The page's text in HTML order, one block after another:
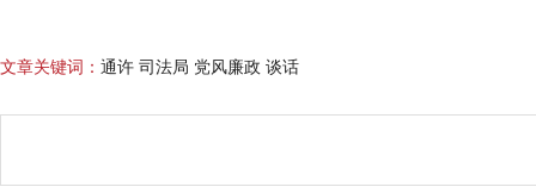
文章关键词： 通许 司法局 党风廉政 谈话